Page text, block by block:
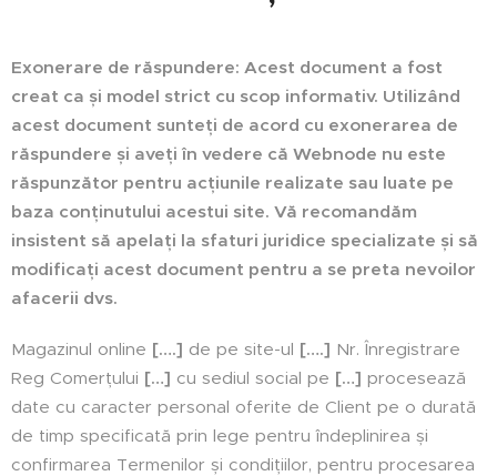
Exonerare de răspundere: Acest document a fost
creat ca și model strict cu scop informativ. Utilizând
acest document sunteți de acord cu exonerarea de
răspundere și aveți în vedere că Webnode nu este
răspunzător pentru acțiunile realizate sau luate pe
baza conținutului acestui site. Vă recomandăm
insistent să apelați la sfaturi juridice specializate și să
modificați acest document pentru a se preta nevoilor
afacerii dvs.
Magazinul online [….] de pe site-ul [….] Nr. Înregistrare
Reg Comerțului […] cu sediul social pe […] procesează
date cu caracter personal oferite de Client pe o durată
de timp specificată prin lege pentru îndeplinirea și
confirmarea Termenilor și condițiilor, pentru procesarea